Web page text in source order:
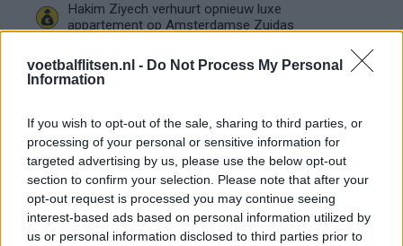
voetbalflitsen.nl - Do Not Process My Personal
Information
If you wish to opt-out of the sale, sharing to third parties, or
processing of your personal or sensitive information for
targeted advertising by us, please use the below opt-out
section to confirm your selection. Please note that after your
opt-out request is processed you may continue seeing
interest-based ads based on personal information utilized by
us or personal information disclosed to third parties prior to
Hakim Ziyech verhuurt opnieuw luxe
appartement op Amsterdamse Zuidas
Marcos Leonardo laat eerste indruk achter bij
Ajax: 'Hier gaan fans van genieten'
Resterend oefenprogramma Ajax: waar zijn de
duels te zien
Ajax groeit onder Míchel, maar transfermarkt
blijft cruciaal